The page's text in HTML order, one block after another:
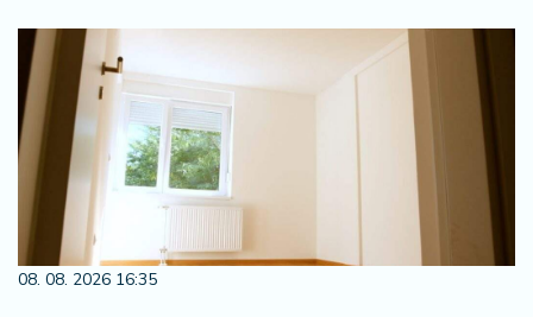
08. 08. 2026 16:35